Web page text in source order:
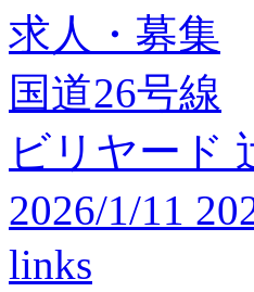
求人・募集
国道26号線
ビリヤード
2026/1/11
links